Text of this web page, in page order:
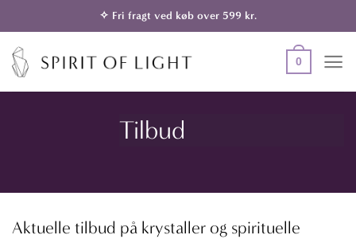
til
indhold
✧ Fri fragt ved køb over 599 kr.
0
Tilbud
Aktuelle tilbud på krystaller og spirituelle